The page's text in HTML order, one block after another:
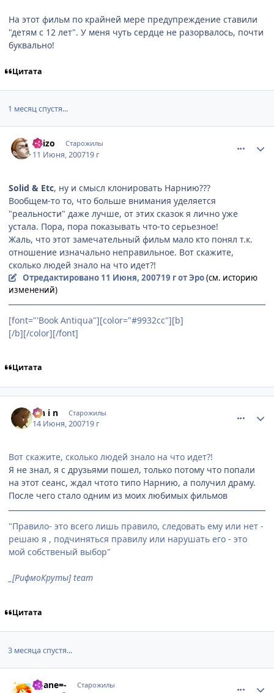
На этот фильм по крайней мере предупреждение ставили
"детям с 12 лет". У меня чуть сердце не разорвалось, почти
буквально!
Цитата
1 месяц спустя...
Shizo Старожилы
11 Июня, 200719 г
Solid & Etc, ну и смысл клонировать Нарнию???
Вообщем-то то, что больше внимания уделяется
"реальности" даже лучше, от этих сказок я лично уже
устала. Пора, пора показывать что-то серьезное!
Жаль, что этот замечательный фильм мало кто понял т.к.
отношение изначально неправильное. Вот скажите,
сколько людей знало на что идет?!
Отредактировано 11 Июня, 200719 гот Эро(см. историю
изменений)
[font="'Book Antiqua"][color="#9932cc"][b]
[/b][/color][/font]
Цитата
S h i n Старожилы
14 Июня, 200719 г
Вот скажите, сколько людей знало на что идет?!
Я не знал, я с друзьями пошел, только потому что попали
на этот сеанс, ждал чтото типо Нарнию, а получил драму.
После чего стало одним из моих любимых фильмов
"Правило- это всего лишь правило, следовать ему или нет -
решаю я , подчиняться правилу или нарушать его - это
мой собственый выбор"
_[РифмоКруты] team
Цитата
3 месяца спустя...
-=Jane=- Старожилы